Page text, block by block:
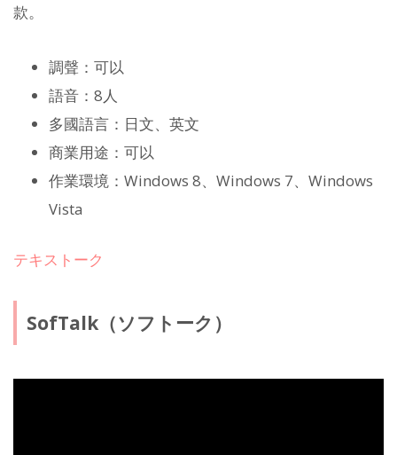
款。
調聲：可以
語音：8人
多國語言：日文、英文
商業用途：可以
作業環境：Windows 8、Windows 7、Windows
Vista
テキストーク
SofTalk（ソフトーク）